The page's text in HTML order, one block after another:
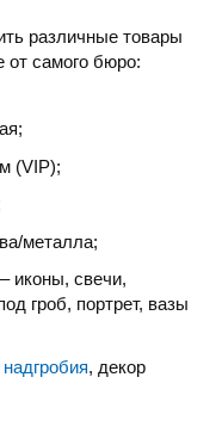
различные товары
от самого бюро:
(VIP);
металла;
иконы, свечи,
гроб, портрет, вазы
, декор